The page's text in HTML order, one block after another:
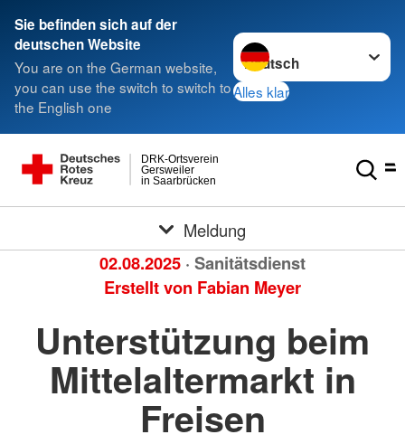
Sie befinden sich auf der
deutschen Website
You are on the German website,
you can use the switch to switch to
the English one
Sprache wechseln zu
Alles klar
in Saarbrücken
Gersweiler
DRK-Ortsverein
Meldung
02.08.2025 · Sanitätsdienst
Erstellt von Fabian Meyer
Unterstützung beim
Mittelaltermarkt in
Freisen